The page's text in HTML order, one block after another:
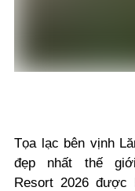
Tọa lạc bên vịnh
đẹp nhất thế
Resort 2026